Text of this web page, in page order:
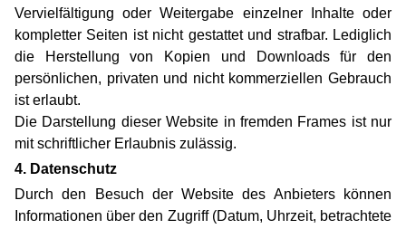
Vervielfältigung oder Weitergabe einzelner Inhalte oder
kompletter Seiten ist nicht gestattet und strafbar. Lediglich
die Herstellung von Kopien und Downloads für den
persönlichen, privaten und nicht kommerziellen Gebrauch
ist erlaubt.
Die Darstellung dieser Website in fremden Frames ist nur
mit schriftlicher Erlaubnis zulässig.
4. Datenschutz
Durch den Besuch der Website des Anbieters können
Informationen über den Zugriff (Datum, Uhrzeit, betrachtete